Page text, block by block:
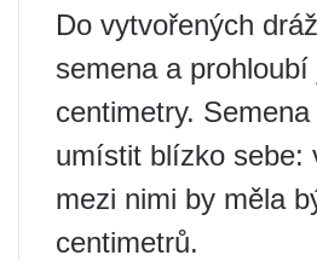
Do vytvořených
semena a
centimetry.
umístit blízko sebe:
mezi nimi by měla
centimetrů.